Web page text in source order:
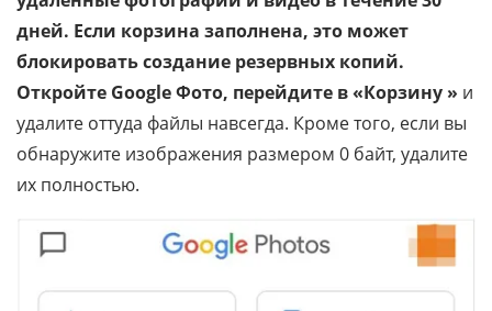
дней. Если корзина заполнена, это может
блокировать создание резервных копий.
Откройте Google Фото, перейдите в «Корзину » и
удалите оттуда файлы навсегда. Кроме того, если вы
обнаружите изображения размером 0 байт, удалите
их полностью.